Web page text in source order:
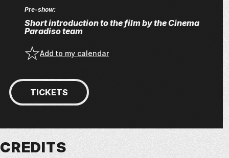
CREDITS
Pre-show:
Short introduction to the film by the Cinema
Paradiso team
Add to my calendar
TICKETS